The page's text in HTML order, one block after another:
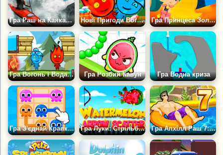
Гра Раш на Каяках по Білій Воді Нові Пригоди Вогню та Води Гра Принцеса Золотий Клинок і Небезпечні Води
Гра Вогонь і Вода на Острові Гра Розбий Кавун Гра Водна криза
Гра З'єднай Крапки: Водний Світ Гра Луки: Стрільба по кавунах Гра Апхілл Раш 7: Водний Парк